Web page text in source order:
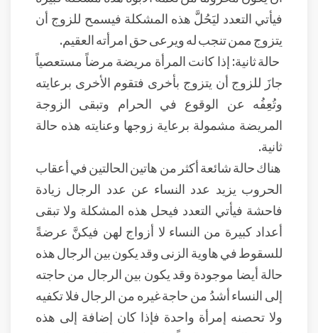
فيأتي التعدد ليَحُلَّ هذه المشكلة فيسمح للزوج أن
يتزوج ممن تنجب له ويرعى حق امرأته العقيم.
حالة ثانية: إذا كانت المرأة مريضة مرضاً مستعصياً
جازَ للزوج أن يتزوج بأخرى فتقوم الأخرى برعايته
وتُعِفُه عن الوقوع في الحرام وتبقى الزوجة
المريضة مشمولة برعاية زوجها وعنايته هذه حالة
ثانية.
هناك حالة شائعة أكثر من هاتين الحالتين في أعقاب
الحروب يزيد عدد النساء عن عدد الرجال زيادة
فاحشة فيأتي التعدد فيحل هذه المشكلة ولا تبقى
أعداد كبيرة من النساء لا أزواج لهن فيكنَّ عرضةً
للسقوط في هاوية الزنى وقد يكون بين الرجال هذه
حالة أيضا موجودة وقد يكون بين الرجال من حاجته
إلى النساء أشدُ من حاجة غيره من الرجال فلا تكفيه
ولا تحصنه إمرأة واحدة فإذا كان إضافة إلى هذه